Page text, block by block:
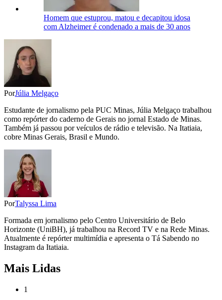
Homem que estuprou, matou e decapitou idosa
com Alzheimer é condenado a mais de 30 anos
PorJúlia Melgaço
Estudante de jornalismo pela PUC Minas, Júlia Melgaço trabalhou
como repórter do caderno de Gerais no jornal Estado de Minas.
Também já passou por veículos de rádio e televisão. Na Itatiaia,
cobre Minas Gerais, Brasil e Mundo.
PorTalyssa Lima
Formada em jornalismo pelo Centro Universitário de Belo
Horizonte (UniBH), já trabalhou na Record TV e na Rede Minas.
Atualmente é repórter multimídia e apresenta o Tá Sabendo no
Instagram da Itatiaia.
Mais Lidas
1